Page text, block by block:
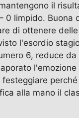
il
0 limpido.
di ottenere
l'esordio
6, reduce
alla mano il